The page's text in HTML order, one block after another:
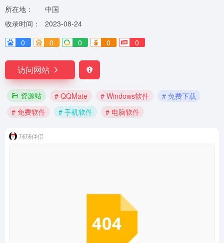
所在地：
中国
收录时间：
2023-08-24
0
0 0 0 0
访问网站
资源站 # QQMate # Windows软件
# 免费下载
# 免费软件
# 手机软件 # 电脑软件
球球伴侣